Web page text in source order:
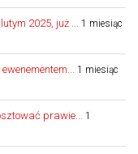
2025, już ...
1 miesiąc
1 miesiąc
prawie...
1